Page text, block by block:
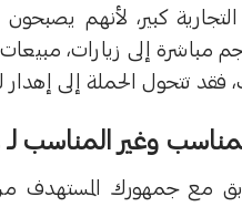
كبير، لأنهم
مباشرة إلى زيارات،
تتحول الحملة إلى إهدار
وغير المناسب
مع جمهورك المستهدف من